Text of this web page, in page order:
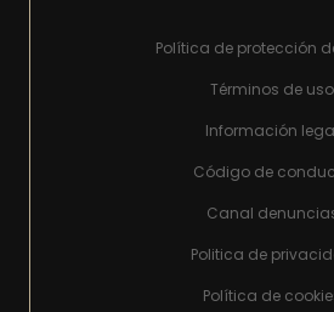
Política de protección
Términos de uso
Información
Código de
Canal
Politica de
Política de